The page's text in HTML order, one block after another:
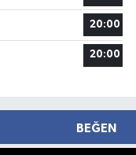
20:00
20:00
BEĞEN